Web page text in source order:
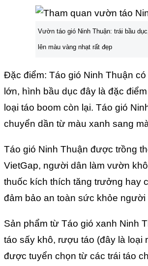
Vườn táo gió Ninh Thuận: trái bầu
lên màu vàng nhạt rất đẹp
Đặc điểm: Táo gió Ninh Thuận
lớn, hình bầu dục đây là đặc
loại táo boom còn lại. Táo gió
chuyển dần từ màu xanh sang
Táo gió Ninh Thuận được trồng
VietGap, người dân làm vườn
thuốc kích thích tăng trưởng hay
đảm bảo an toàn sức khỏe người
Sản phẩm từ Táo gió xanh Ninh
táo sấy khô, rượu táo (đây là loại
được tuyển chọn từ các trái táo